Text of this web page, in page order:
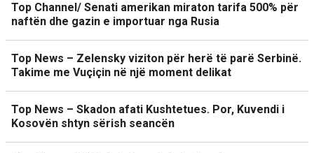
Top Channel/ Senati amerikan miraton tarifa 500% për
naftën dhe gazin e importuar nga Rusia
Top News – Zelensky viziton për herë të parë Serbinë.
Takime me Vuçiçin në një moment delikat
Top News – Skadon afati Kushtetues. Por, Kuvendi i
Kosovën shtyn sërish seancën